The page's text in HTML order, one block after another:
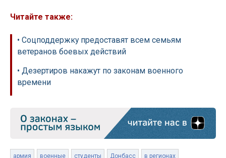
Читайте также:
• Соцподдержку предоставят всем семьям
ветеранов боевых действий
• Дезертиров накажут по законам военного
времени
армия военные студенты Донбасс в регионах